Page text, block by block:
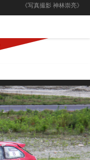
《写真撮影 神林崇亮》